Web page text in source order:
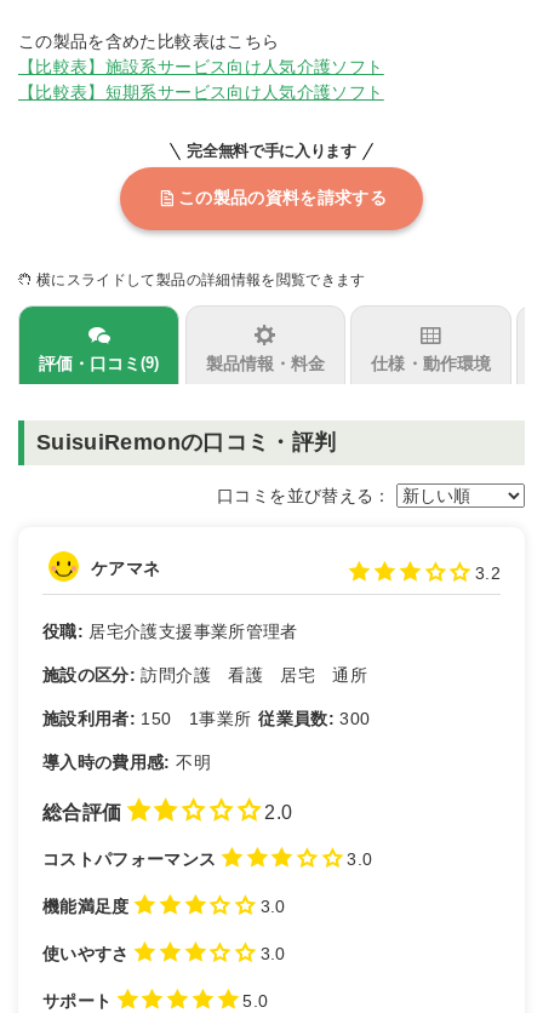
この製品を含めた比較表はこちら
【比較表】施設系サービス向け人気介護ソフト
【比較表】短期系サービス向け人気介護ソフト
完全無料で手に入ります
この製品の資料を請求する
横にスライドして製品の詳細情報を閲覧できます
評価・口コミ(9) 製品情報・料金 仕様・動作環境
SuisuiRemonの口コミ・評判
口コミを並び替える：
ケアマネ 3.2
役職: 居宅介護支援事業所管理者
施設の区分: 訪問介護 看護 居宅 通所
施設利用者: 150 1事業所 従業員数: 300
導入時の費用感: 不明
総合評価 2.0
コストパフォーマンス 3.0
機能満足度 3.0
使いやすさ 3.0
サポート 5.0